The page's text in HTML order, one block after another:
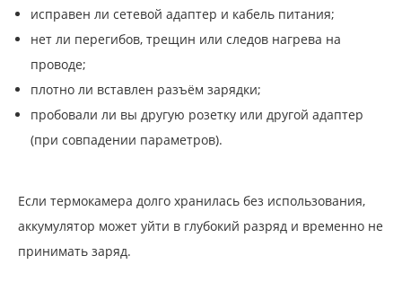
исправен ли сетевой адаптер и кабель питания;
нет ли перегибов, трещин или следов нагрева на
проводе;
плотно ли вставлен разъём зарядки;
пробовали ли вы другую розетку или другой адаптер
(при совпадении параметров).
Если термокамера долго хранилась без использования,
аккумулятор может уйти в глубокий разряд и временно не
принимать заряд.